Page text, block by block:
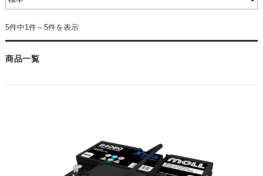
5件中1件～5件を表示
商品一覧